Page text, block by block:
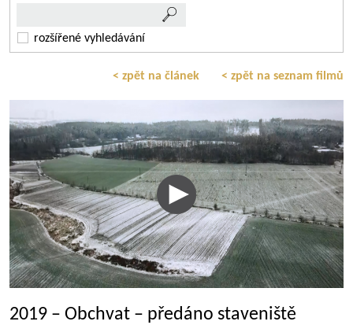
rozšířené vyhledávání
< zpět na článek < zpět na seznam filmů
2019 – Obchvat – předáno staveniště